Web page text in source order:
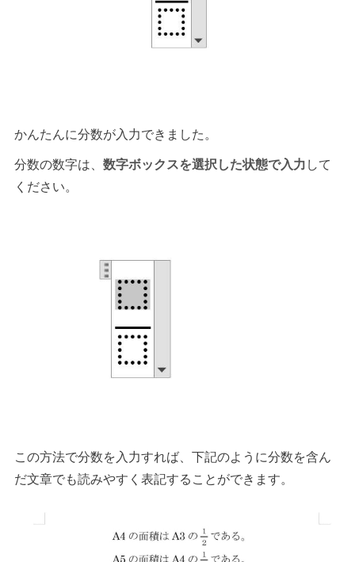
かんたんに分数が入力できました。
分数の数字は、 数字ボックスを選択した状態で入力 して
ください。
この方法で分数を入力すれば、下記のように分数を含ん
だ文章でも読みやすく表記することができます。